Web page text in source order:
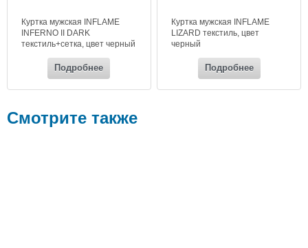
Куртка мужская INFLAME
INFERNO II DARK
текстиль+сетка, цвет черный
Подробнее
Куртка мужская INFLAME
LIZARD текстиль, цвет
черный
Подробнее
Смотрите также